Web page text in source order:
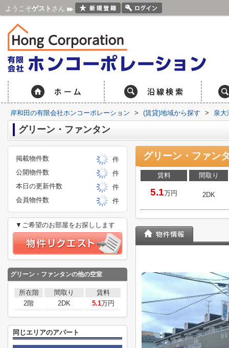
ようこそゲスト さん
岸和田の有限会社ホンコーポレーション > (賃貸)地域から探す > 泉大
グリーン・ファンタン
グリーン・ファン
賃料
5.1万円
間取り
2DK
掲載物件数
件
公開物件数
件
本日の更新件数
件
会員物件数
件
▼ご希望のお部屋をお探しします
グリーン・ファンタンの他の空室
所在階 間取り
賃料
2階
2DK 5.1万円
同じエリアのアパート